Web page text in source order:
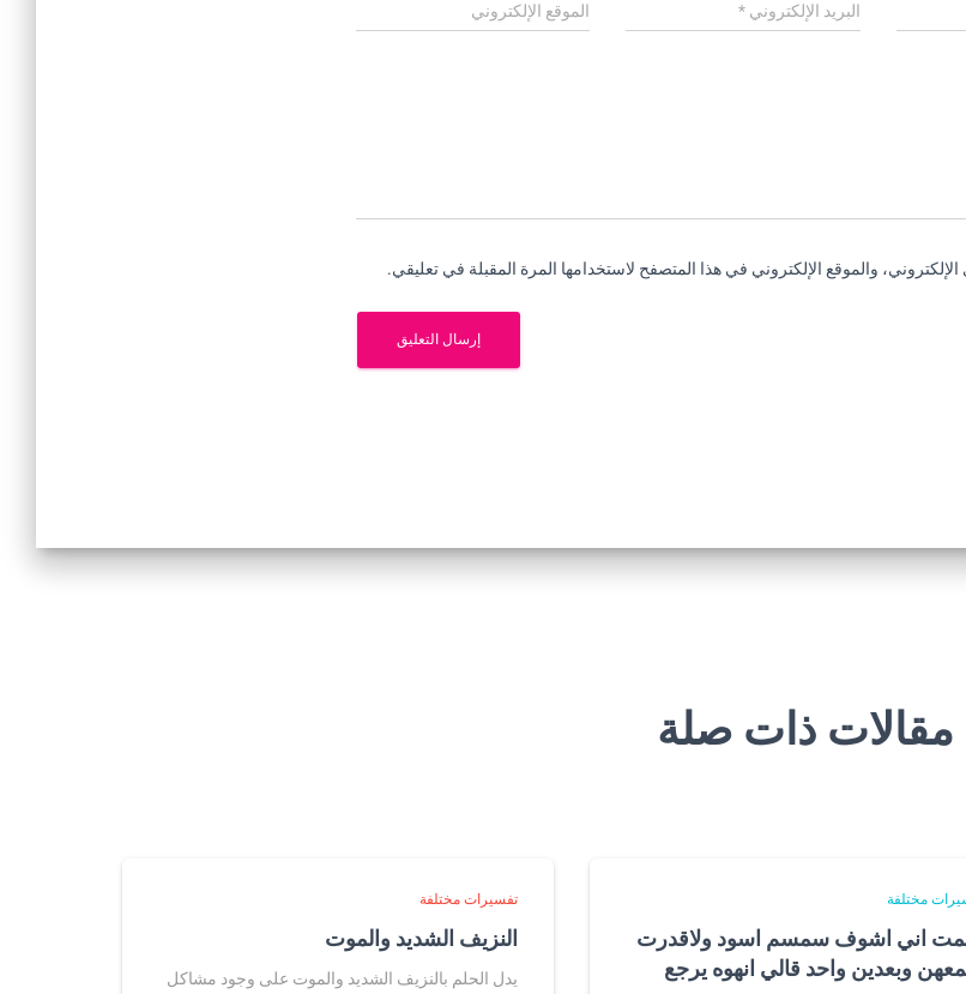
البريد الإلكتروني* الموقع الإلكتروني
والموقع الإلكتروني في هذا المتصفح لاستخدامها المرة المقبلة في تعليقي.
مقالات ذات صلة
مختلفة
اني اشوف سمسم اسود ولاقدرت
وبعدين واحد قالي انهوه يرجع
تفسيرات مختلفة
النزيف الشديد والموت
يدل الحلم بالنزيف الشديد والموت على وجود مشاكل